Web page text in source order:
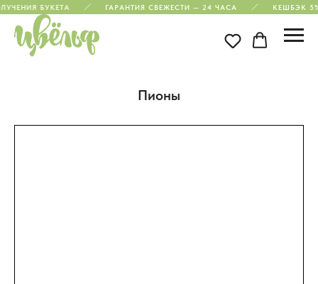
БУКЕТА ГАРАНТИЯ СВЕЖЕСТИ — 24 ЧАСА КЕШБЭК
Пионы